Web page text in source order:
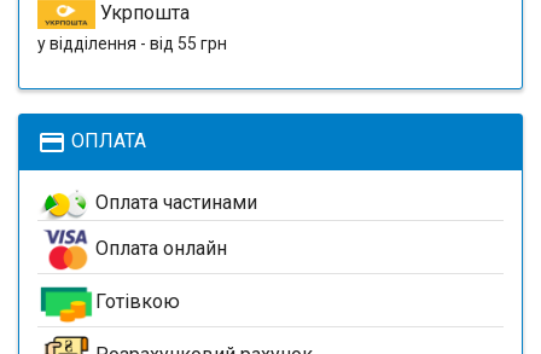
Укрпошта
у відділення - від 55 грн
payment ОПЛАТА
Оплата частинами
Оплата онлайн
Готівкою